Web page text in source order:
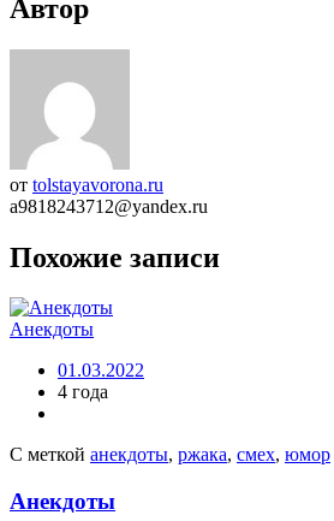
Автор
от tolstayavorona.ru
a9818243712@yandex.ru
Похожие записи
Анекдоты
01.03.2022
4 года
С меткой анекдоты, ржака, смех, юмор
Анекдоты